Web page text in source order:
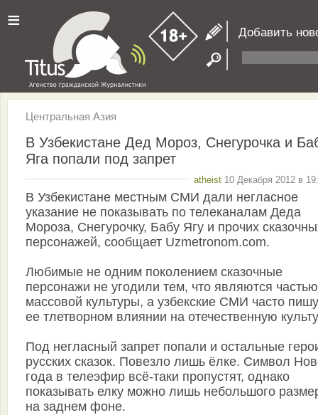
≡ Добавить
Центральная Азия
В Узбекистане Дед Мороз, Снегурочка и
Яга попали под запрет
atheist 10 Декабря 2012 в
В Узбекистане местным СМИ дали негласное
указание не показывать по телеканалам Деда
Мороза, Снегурочку, Бабу Ягу и прочих
персонажей, сообщает Uzmetronom.com.
Любимые не одним поколением сказочные
персонажи не угодили тем, что являются частью
массовой культуры, а узбекские СМИ часто
ее тлетворном влиянии на отечественную
Под негласный запрет попали и остальные
русских сказок. Повезло лишь ёлке. Символ
года в телеэфир всё-таки пропустят, однако
показывать елку можно лишь небольшого
на заднем фоне.